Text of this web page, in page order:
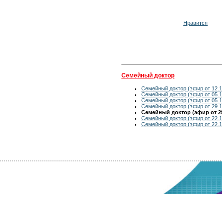
Нравится
Семейный доктор
Семейный доктор (эфир от
Семейный доктор (эфир от
Семейный доктор (эфир от
Семейный доктор (эфир от
Семейный доктор (эфир от
Семейный доктор (эфир от
Семейный доктор (эфир от